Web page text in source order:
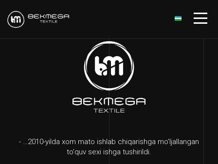
- …2010-yilda xom mato ishlab chiqarishga mo’ljallangan
to’quv sexi ishga tushirildi.